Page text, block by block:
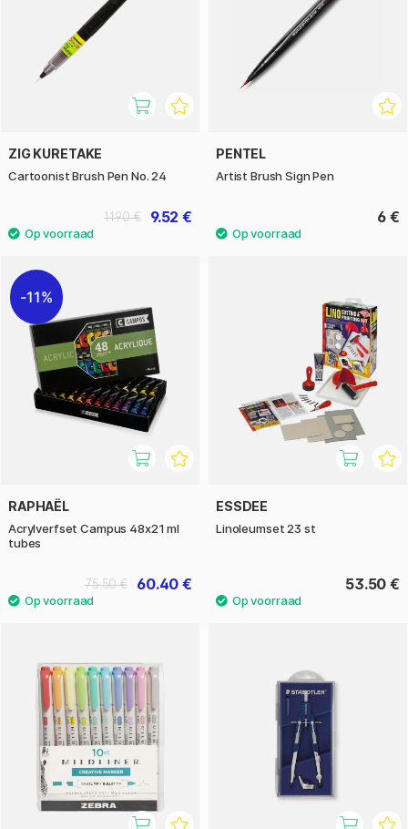
ZIG KURETAKE
Cartoonist Brush Pen No. 24
9.52 €
11.90 €
PENTEL
Artist Brush Sign Pen
6 €
11%
RAPHAËL
Acrylverfset Campus 48x21 ml
tubes
60.40 €
75.50 €
ESSDEE
Linoleumset 23 st
53.50 €